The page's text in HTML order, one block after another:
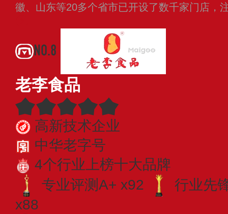
徽、山东等20多个省市已开设了数千家门店，
NO.8
老李食品
高新技术企业
中华老字号
4个行业上榜十大品牌
专业评测A+ x92
行业先
x88